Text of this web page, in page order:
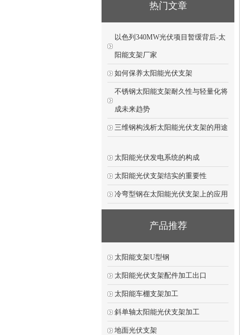
热门文章
以色列340MW光伏项目暂缓背后-太
阳能支架厂家
如何保养太阳能光伏支架
不锈钢太阳能支架耐久性与轻量化将
成未来趋势
三维钢构浅析太阳能光伏支架的用途
太阳能光伏发电系统的构成
太阳能光伏支架结实的重要性
冷弯型钢在太阳能光伏支架上的应用
产品推荐
太阳能支架U型钢
太阳能光伏支架配件加工出口
太阳能车棚支架加工
斜单轴太阳能光伏支架加工
地面光伏支架